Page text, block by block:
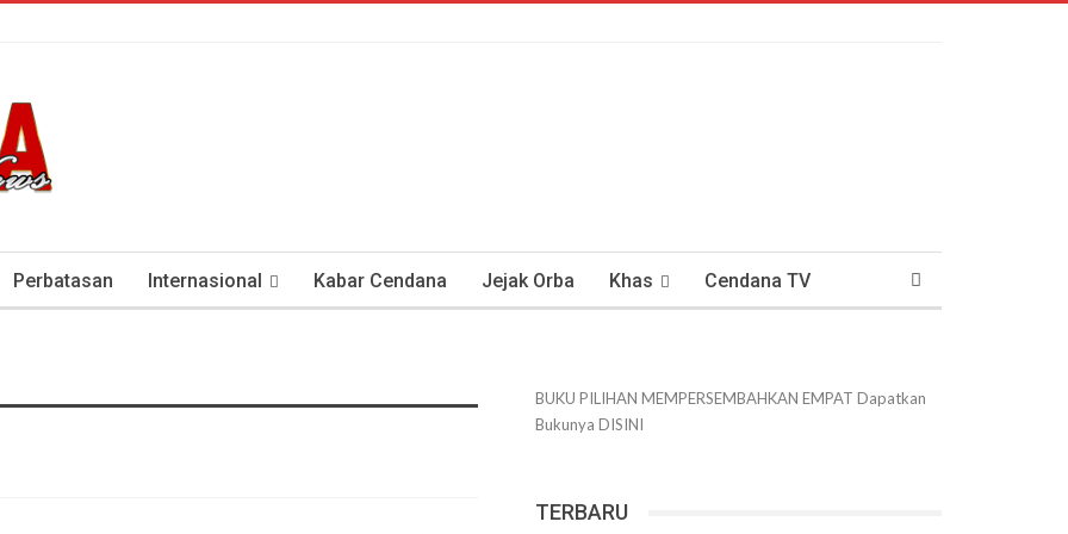
Perbatasan Internasional Kabar Cendana Jejak Orba Khas Cendana TV
BUKU PILIHAN MEMPERSEMBAHKAN EMPAT Dapatkan
Bukunya DISINI
TERBARU